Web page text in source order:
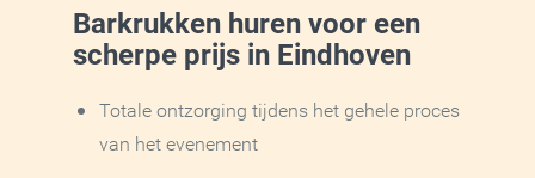
Barkrukken huren voor een
scherpe prijs in Eindhoven
Totale ontzorging tijdens het gehele proces
van het evenement